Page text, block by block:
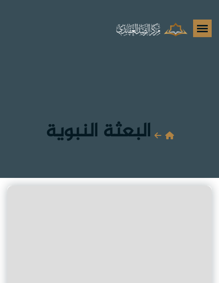
البعثة النبوية